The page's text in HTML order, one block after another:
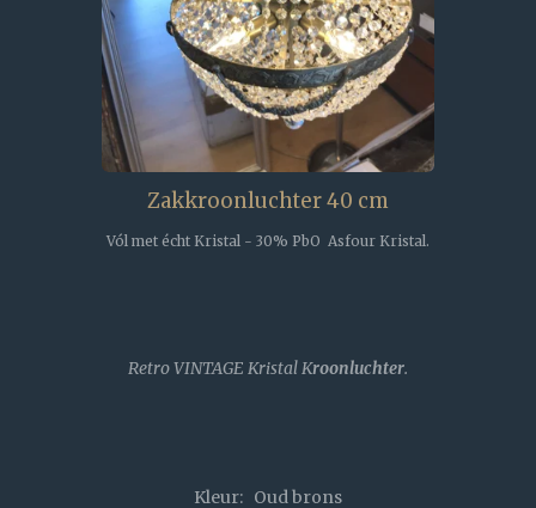
Zakkroonluchter 40 cm
Vól met écht Kristal - 30% PbO Asfour Kristal.
Retro VINTAGE Kristal Kroonluchter.
Kleur: Oud brons